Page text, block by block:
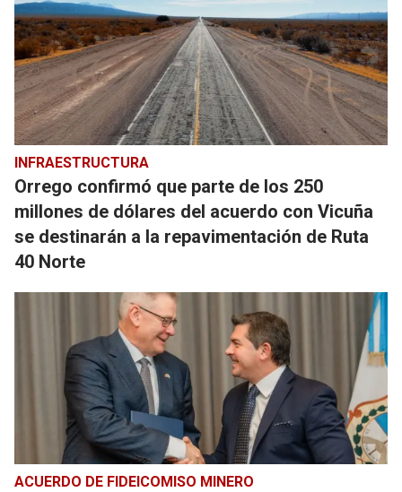
INFRAESTRUCTURA
Orrego confirmó que parte de los 250
millones de dólares del acuerdo con Vicuña
se destinarán a la repavimentación de Ruta
40 Norte
ACUERDO DE FIDEICOMISO MINERO